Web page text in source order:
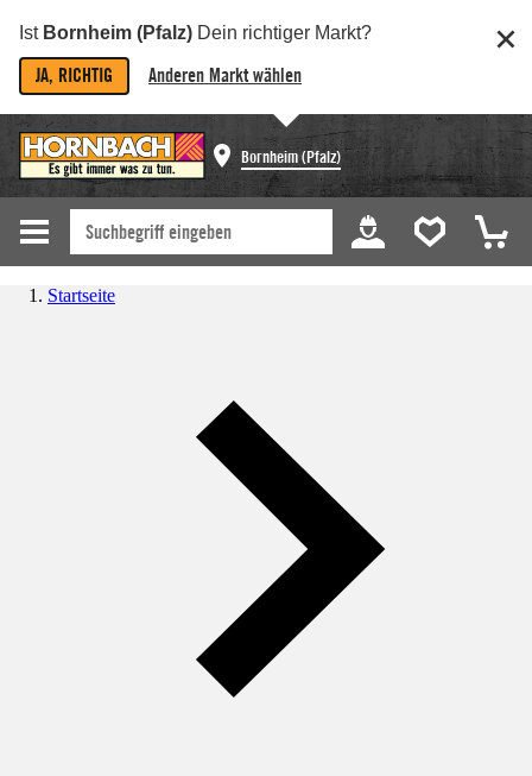
Ist Bornheim (Pfalz) Dein richtiger Markt?
JA, RICHTIG Anderen Markt wählen
Bornheim (Pfalz)
Startseite